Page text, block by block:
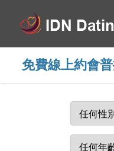
免費線上約會